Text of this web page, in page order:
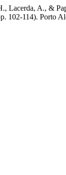
A., &
102-114). Porto